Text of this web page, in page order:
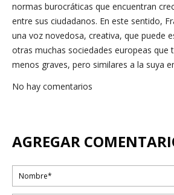
normas burocráticas que encuentran
entre sus ciudadanos. En este sentido,
una voz novedosa, creativa, que puede
otras muchas sociedades europeas que
menos graves, pero similares a la suya
No hay comentarios
AGREGAR